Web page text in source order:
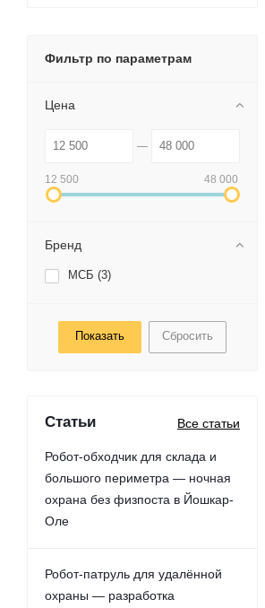
Фильтр по параметрам
Цена
12 500 48 000
Бренд
МСБ (3)
Сбросить
Статьи Все статьи
Робот-обходчик для склада и
большого периметра — ночная
охрана без физпоста в Йошкар-
Оле
Робот-патруль для удалённой
охраны — разработка